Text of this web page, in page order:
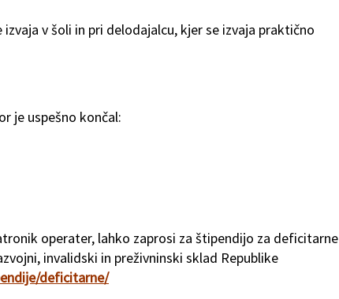
v šoli in pri delodajalcu, kjer se izvaja praktično
je uspešno končal:
operater, lahko zaprosi za štipendijo za deficitarne
invalidski in preživninski sklad Republike
deficitarne/